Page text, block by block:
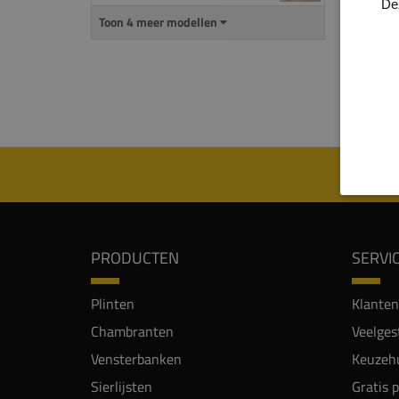
Toon 4 meer modellen
Let
PRODUCTEN
Plinten
Chambranten
Vensterbanken
Sierlijsten
Gratis